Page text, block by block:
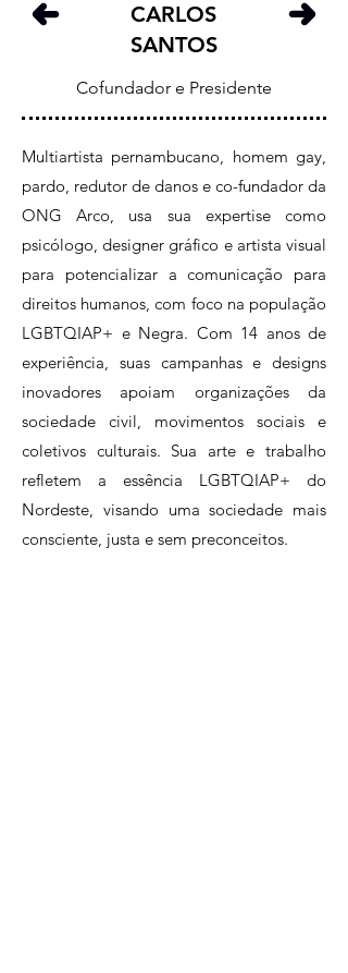
CARLOS
SANTOS
Cofundador e Presidente
Multiartista pernambucano, homem gay,
pardo, redutor de danos e co-fundador da
ONG Arco, usa sua expertise como
psicólogo, designer gráfico e artista visual
para potencializar a comunicação para
direitos humanos, com foco na população
LGBTQIAP+ e Negra. Com 14 anos de
experiência, suas campanhas e designs
inovadores apoiam organizações da
sociedade civil, movimentos sociais e
coletivos culturais. Sua arte e trabalho
refletem a essência LGBTQIAP+ do
Nordeste, visando uma sociedade mais
consciente, justa e sem preconceitos.